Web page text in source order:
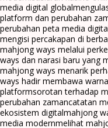
media digital global
platform dan perubahan
perubahan peta media
mengisi percakapan di
mahjong ways melalui
ways dan narasi baru yang
mahjong ways menarik
ways hadir membawa
platformsorotan terhadap
perubahan zamancatatan
ekosistem digitalmahjong
media modernmelihat